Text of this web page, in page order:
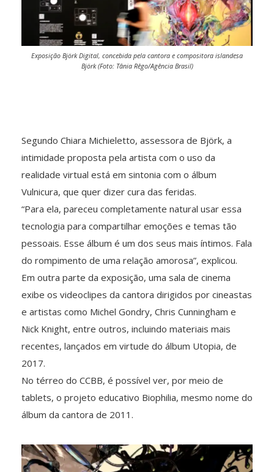
Exposição Björk Digital, concebida pela cantora e compositora islandesa
Björk (Foto: Tânia Rêgo/Agência Brasil)
Segundo Chiara Michieletto, assessora de Björk, a
intimidade proposta pela artista com o uso da
realidade virtual está em sintonia com o álbum
Vulnicura, que quer dizer cura das feridas.
“Para ela, pareceu completamente natural usar essa
tecnologia para compartilhar emoções e temas tão
pessoais. Esse álbum é um dos seus mais íntimos. Fala
do rompimento de uma relação amorosa”, explicou.
Em outra parte da exposição, uma sala de cinema
exibe os videoclipes da cantora dirigidos por cineastas
e artistas como Michel Gondry, Chris Cunningham e
Nick Knight, entre outros, incluindo materiais mais
recentes, lançados em virtude do álbum Utopia, de
2017.
No térreo do CCBB, é possível ver, por meio de
tablets, o projeto educativo Biophilia, mesmo nome do
álbum da cantora de 2011.